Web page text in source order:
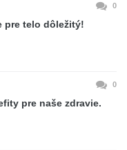
0
pre telo dôležitý!
0
pre naše zdravie.